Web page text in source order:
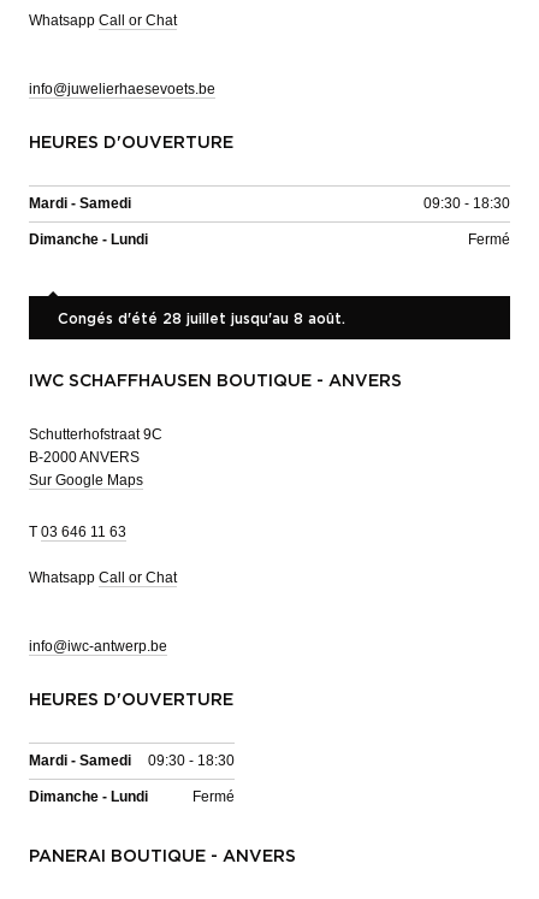
Whatsapp Call or Chat
info@juwelierhaesevoets.be
HEURES D'OUVERTURE
Mardi - Samedi 09:30 - 18:30
Dimanche - Lundi Fermé
Congés d'été 28 juillet jusqu'au 8 août.
IWC SCHAFFHAUSEN BOUTIQUE - ANVERS
Schutterhofstraat 9C
B-2000 ANVERS
Sur Google Maps
T 03 646 11 63
Whatsapp Call or Chat
info@iwc-antwerp.be
HEURES D'OUVERTURE
Mardi - Samedi 09:30 - 18:30
Dimanche - Lundi Fermé
PANERAI BOUTIQUE - ANVERS